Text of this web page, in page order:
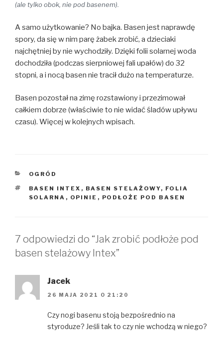
(ale tylko obok, nie pod basenem).
A samo użytkowanie? No bajka. Basen jest naprawdę
spory, da się w nim parę żabek zrobić, a dzieciaki
najchętniej by nie wychodziły. Dzięki folii solarnej woda
dochodziła (podczas sierpniowej fali upałów) do 32
stopni, a i nocą basen nie tracił dużo na temperaturze.
Basen pozostał na zimę rozstawiony i przezimował
całkiem dobrze (właściwie to nie widać śladów upływu
czasu). Więcej w kolejnych wpisach.
KATEGORIE
OGRÓD
TAGI
BASEN INTEX , BASEN STELAŻOWY, FOLIA
SOLARNA , OPINIE , PODŁOŻE POD BASEN
7 odpowiedzi do “Jak zrobić podłoże pod
basen stelażowy Intex”
Jacek
26 MAJA 2021 O 21:20
Czy nogi basenu stoją bezpośrednio na
styroduze? Jeśli tak to czy nie wchodzą w niego?